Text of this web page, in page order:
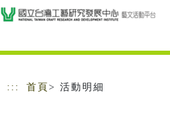
跳到主要內容
網站導覽
::: 首頁 > 活動明細